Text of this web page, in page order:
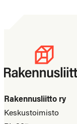
Rakennusliitto ry
Keskustoimisto